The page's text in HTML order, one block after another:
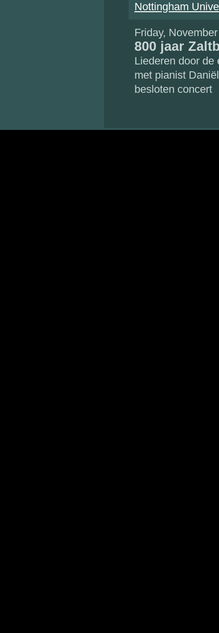
Nottingham
Friday,
800 jaar
Liederen door de
met pianist
besloten concert